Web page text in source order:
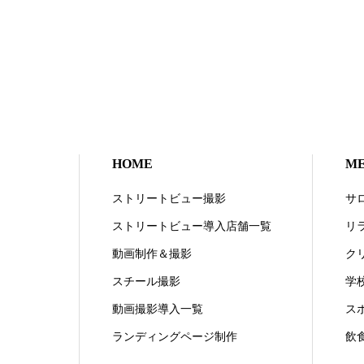
HOME
ストリートビュー撮影
ストリートビュー導入店舗一覧
動画制作＆撮影
スチール撮影
動画撮影導入一覧
ランディングページ制作
サ
リ
ク
学
ス
飲